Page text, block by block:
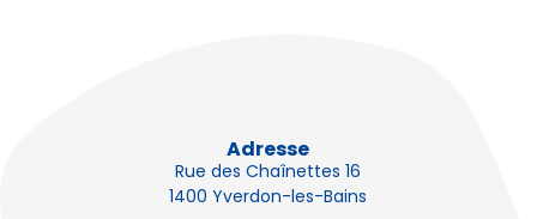
Adresse
Rue des Chaînettes 16
1400 Yverdon-les-Bains